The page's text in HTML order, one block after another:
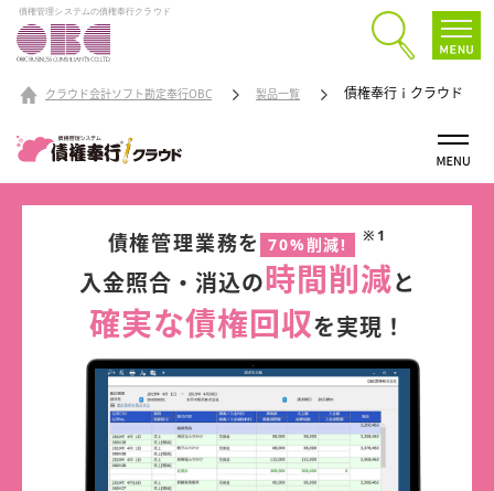
債権管理システムの債権奉行クラウド
クラウド会計ソフト勘定奉行OBC 製品一覧 債権奉行ｉクラウド
債権管理業務を 70%削減!
※1
入金照合・消込の 時間削減 と
確実な債権回収 を実現！